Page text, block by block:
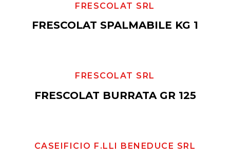
FRESCOLAT SRL
FRESCOLAT SPALMABILE KG 1
FRESCOLAT SRL
FRESCOLAT BURRATA GR 125
CASEIFICIO F.LLI BENEDUCE SRL